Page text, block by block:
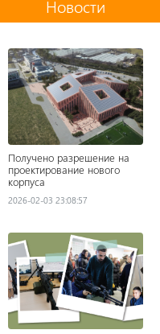
Новости
Read more
Получено разрешение на
проектирование нового
корпуса
2026-02-03 23:08:57
Read more